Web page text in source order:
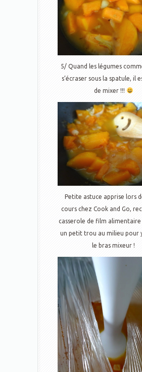
5/ Quand les légumes
s’écraser sous la spatule, il
de mixer !!!
Petite astuce apprise lors
cours chez Cook and Go,
casserole de film
un petit trou au milieu pour
le bras mixeur !